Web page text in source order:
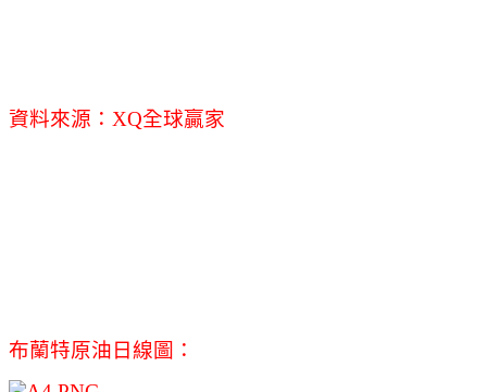
資料來源：XQ全球贏家
布蘭特原油日線圖：